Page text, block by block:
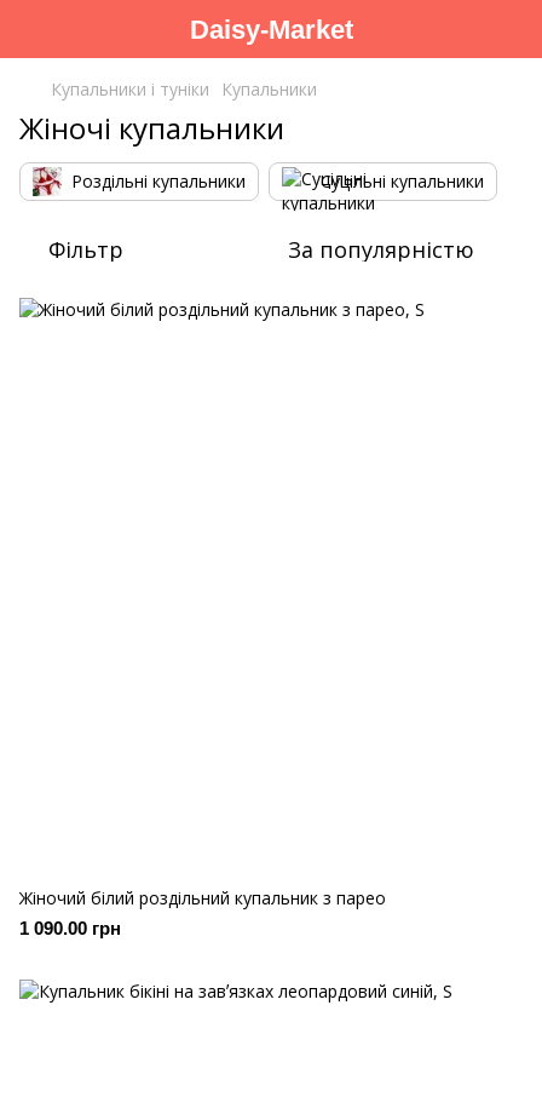
Daisy-Market
Купальники і туніки Купальники
Жіночі купальники
Роздільні купальники Суцільні купальники
Фільтр За популярністю
Жіночий білий роздільний купальник з парео
1 090.00 грн